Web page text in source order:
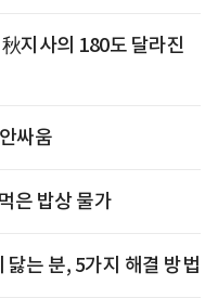
지사의 180도 달라진
싸움
은 밥상 물가
는 분, 5가지 해결 방법